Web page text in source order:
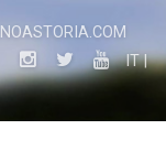
IT|